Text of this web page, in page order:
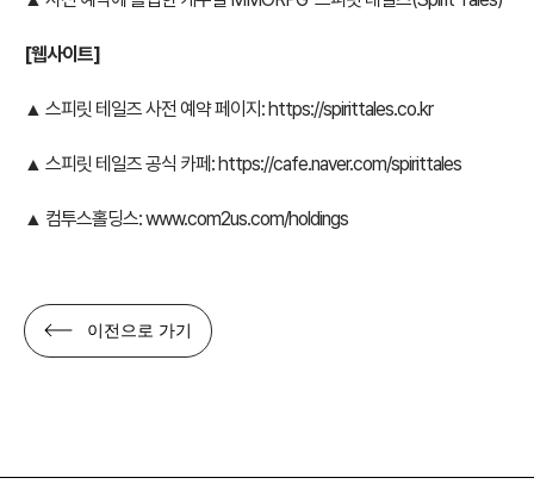
[웹사이트]
▲ 스피릿 테일즈 사전 예약 페이지: https://spirittales.co.kr
▲ 스피릿 테일즈 공식 카페: https://cafe.naver.com/spirittales
▲ 컴투스홀딩스:www.com2us.com/holdings
이전으로 가기